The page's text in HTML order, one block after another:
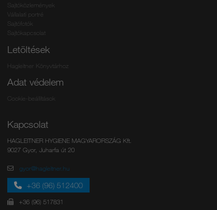
Sajtóközlemények
Vállalati portré
Sajtófotók
Sajtókapcsolat
Letöltések
Hagleitner Könyvtárhoz
Adat védelem
Cookie-beállítások
Kapcsolat
HAGLEITNER HYGIENE MAGYARORSZÁG Kft.
9027 Gyor, Juharfa út 20
gyor@hagleitner.hu
+36 (96) 512400
+36 (96) 517831